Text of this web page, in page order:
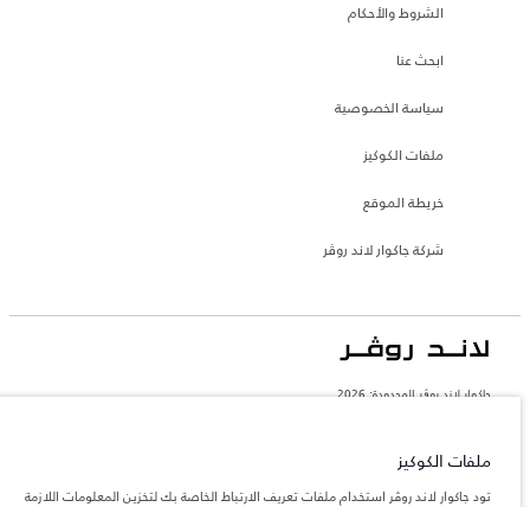
الشروط والأحكام
ابحث عنا
سياسة الخصوصية
ملفات الكوكيز
خريطة الموقع
شركة جاكوار لاند روڤر
جاكوار لاند روڨر المحدودة: 2026
تعكس الأوزان المذكورة مواصفات السيارة القياسية. سوف تؤثر الإكسسوارات وغيرها من
العناصر المثبتة بعد نقطة التصنيع في الحمولة. تأكد من عدم تجاوز الوزن الإجمالي للسيارة
والحمولة.
ملفات الكوكيز
تود جاكوار لاند روڤر استخدام ملفات تعريف الارتباط الخاصة بك لتخزين المعلومات اللازمة